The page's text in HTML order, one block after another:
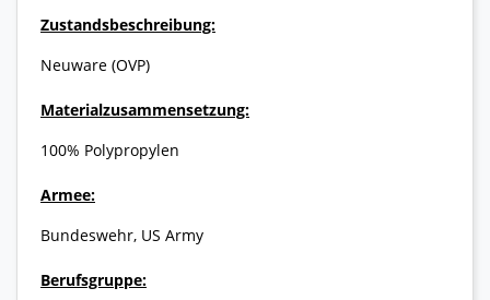
Zustandsbeschreibung:
Neuware (OVP)
Materialzusammensetzung:
100% Polypropylen
Armee:
Bundeswehr, US Army
Berufsgruppe: